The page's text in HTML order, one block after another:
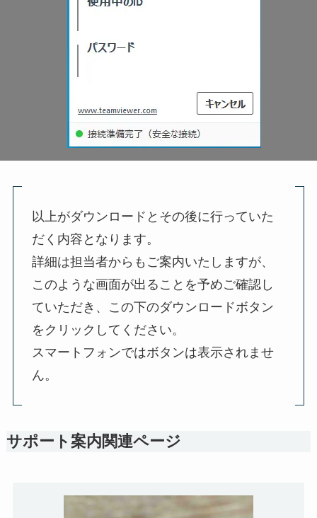
以上がダウンロードとその後に行っていた
だく内容となります。
詳細は担当者からもご案内いたしますが、
このような画面が出ることを予めご確認し
ていただき、この下のダウンロードボタン
をクリックしてください。
スマートフォンではボタンは表示されませ
ん。
サポート案内関連ページ